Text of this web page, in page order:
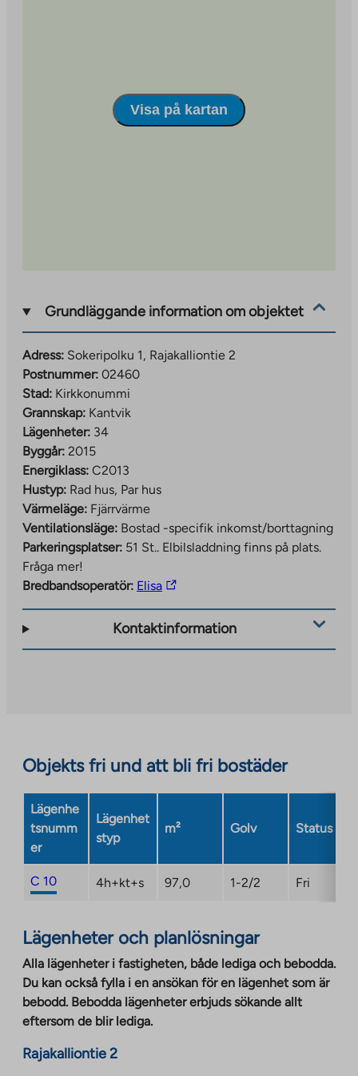
Visa på kartan
Grundläggande information om objektet
Adress: Sokeripolku 1, Rajakalliontie 2
Postnummer: 02460
Stad: Kirkkonummi
Grannskap: Kantvik
Lägenheter: 34
Byggår: 2015
Energiklass: C2013
Hustyp: Rad hus, Par hus
Värmeläge: Fjärrvärme
Ventilationsläge: Bostad -specifik inkomst/borttagning
Parkeringsplatser: 51 St.. Elbilsladdning finns på plats.
Fråga mer!
Bredbandsoperatör: ElisaThe
takes
opens
in
a
tab
Kontaktinformation
Objekts fri und att bli fri bostäder
Lägenhe
tsnumm
er
Lägenhet
styp
m² Golv Status
C 10 4h+kt+s 97,0 1-2/2 Fri
Lägenheter och planlösningar
Alla lägenheter i fastigheten, både lediga och bebodda.
Du kan också fylla i en ansökan för en lägenhet som är
bebodd. Bebodda lägenheter erbjuds sökande allt
eftersom de blir lediga.
Rajakalliontie 2